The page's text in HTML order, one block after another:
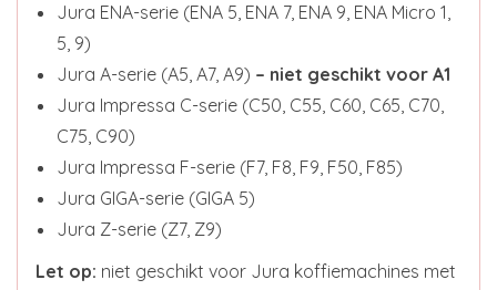
Jura ENA-serie (ENA 5, ENA 7, ENA 9, ENA Micro 1,
5, 9)
Jura A-serie (A5, A7, A9) – niet geschikt voor A1
Jura Impressa C-serie (C50, C55, C60, C65, C70,
C75, C90)
Jura Impressa F-serie (F7, F8, F9, F50, F85)
Jura GIGA-serie (GIGA 5)
Jura Z-serie (Z7, Z9)
Let op: niet geschikt voor Jura koffiemachines met